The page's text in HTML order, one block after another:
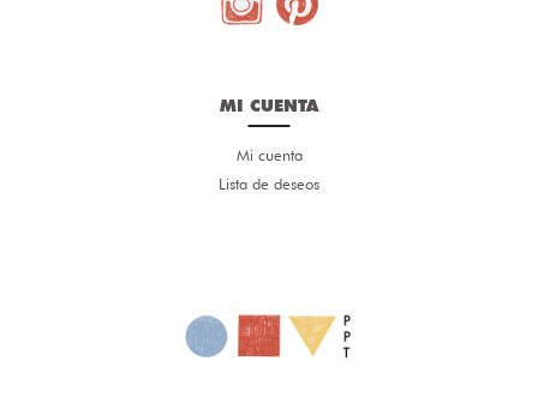
MI CUENTA
Mi cuenta
Lista de deseos